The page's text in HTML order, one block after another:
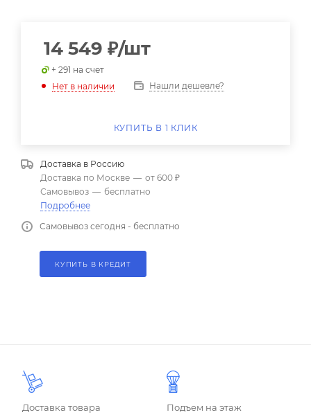
14 549 ₽/шт
+ 291 на счет
Нет в наличии
Нашли дешевле?
КУПИТЬ В 1 КЛИК
Доставка в Россию
Доставка по Москве — от 600 ₽
Самовывоз — бесплатно
Подробнее
Самовывоз сегодня - бесплатно
КУПИТЬ В КРЕДИТ
Доставка товара Подъем на этаж